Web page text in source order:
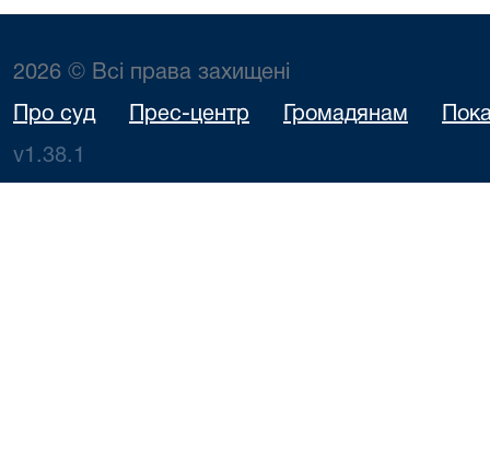
2026 © Всі права захищені
Про суд Прес-центр Громадянам
v1.38.1